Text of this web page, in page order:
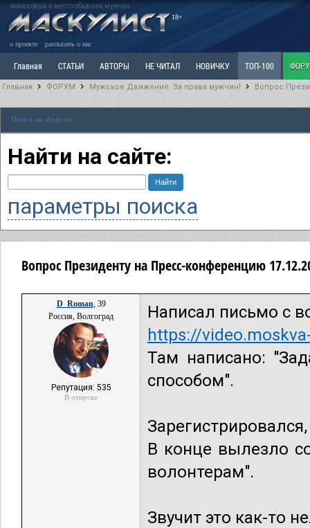
маносфера и место общения мужчин
18+
о проекте рассказать о нас
Главная СТАТЬИ АВТОРЫ НЕ ЧИТАЛ НОВИЧКУ ТОП-100
Ветка: Расстаюсь или Развожусь. САНЧАС Ветка: Наболевшее. Выскажись!
РАЗДЕЛ: Разное
Главная ФОРУМ Мужское Движение. За права мужчин! Вопрос
Поиск по форуму
Найти на сайте:
параметры поиска
Вопрос Президенту на Пресс-конференцию
D_Roman, 39
Россия, Волгоград
Репутация: 535
В отпуске
Написал письмо с
https://
Там написано:
способом".
В конце вылезло
волонтерам".
Звучит это как-то